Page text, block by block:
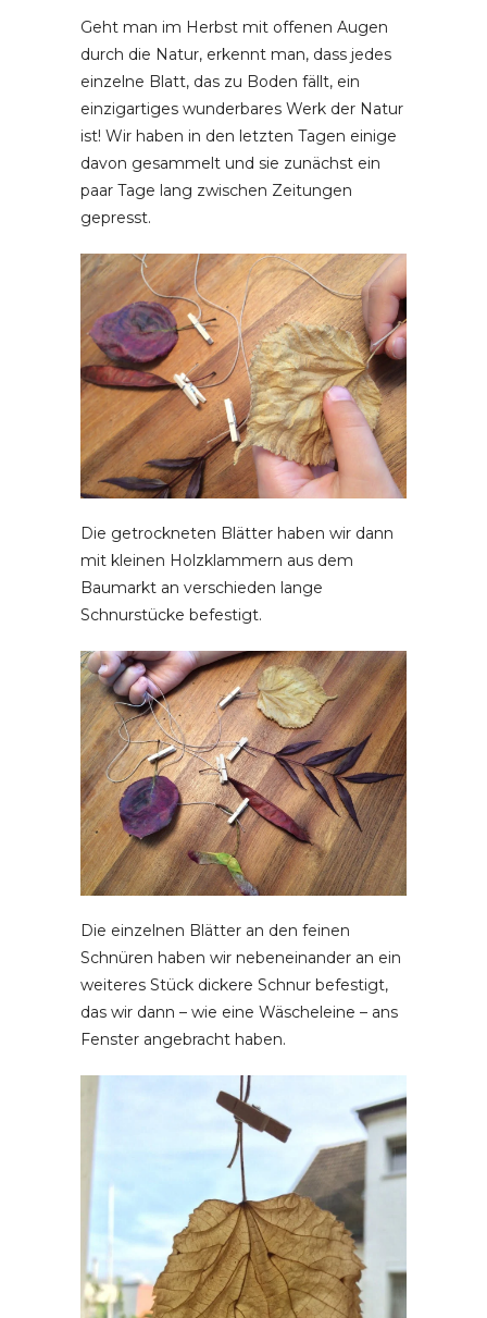
Geht man im Herbst mit offenen Augen
durch die Natur, erkennt man, dass jedes
einzelne Blatt, das zu Boden fällt, ein
einzigartiges wunderbares Werk der Natur
ist! Wir haben in den letzten Tagen einige
davon gesammelt und sie zunächst ein
paar Tage lang zwischen Zeitungen
gepresst.
Die getrockneten Blätter haben wir dann
mit kleinen Holzklammern aus dem
Baumarkt an verschieden lange
Schnurstücke befestigt.
Die einzelnen Blätter an den feinen
Schnüren haben wir nebeneinander an ein
weiteres Stück dickere Schnur befestigt,
das wir dann – wie eine Wäscheleine – ans
Fenster angebracht haben.